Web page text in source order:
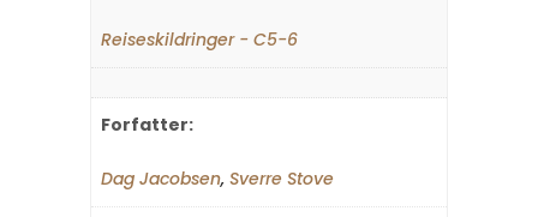
Reiseskildringer - C5-6
Forfatter:
Dag Jacobsen, Sverre Stove